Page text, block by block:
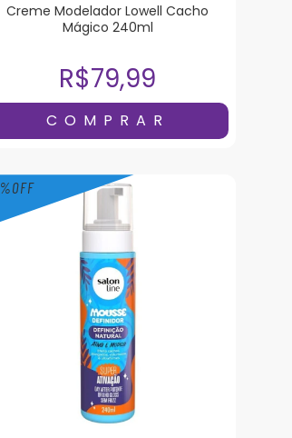
Creme Modelador Lowell Cacho
Mágico 240ml
R$79,99
%OFF